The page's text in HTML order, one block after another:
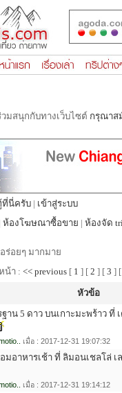
มสนุกกับทางเว็บไซต์ กรุณาส
ที่นี่ครับ | เข้าสู่ระบบ
ห้องโฆษณาซื้อขาย | ห้องจัด
ร่อยๆ มากมาย
น้า : << previous [ 1 ] [ 2 ] [ 3 ]
หัวข้อ
าน 5 ดาว บนเกาะมะพร้าว ที่
เมื่อ : 2017-12-31 19:07:32
มอาหารเช้า ที่ ลิมอนเชลโล่ เ
เมื่อ : 2017-12-31 19:14:12